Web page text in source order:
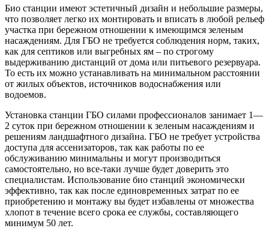
Био станции имеют эстетичный дизайн и небольшие размеры,
что позволяет легко их монтировать и вписать в любой рельеф
участка при бережном отношении к имеющимся зеленым
насаждениям. Для ГБО не требуется соблюдения норм, таких,
как для септиков или выгребных ям – по строгому
выдерживанию дистанций от дома или питьевого резервуара.
То есть их можно устанавливать на минимальном расстоянии
от жилых объектов, источников водоснабжения или
водоемов.
Установка станции ГБО силами профессионалов занимает 1—
2 суток при бережном отношении к зеленым насаждениям и
решениям ландшафтного дизайна. ГБО не требует устройства
доступа для ассенизаторов, так как работы по ее
обслуживанию минимальны и могут производиться
самостоятельно, но все-таки лучше будет доверить это
специалистам. Использование био станций экономически
эффективно, так как после единовременных затрат по ее
приобретению и монтажу вы будет избавлены от множества
хлопот в течение всего срока ее службы, составляющего
минимум 50 лет.